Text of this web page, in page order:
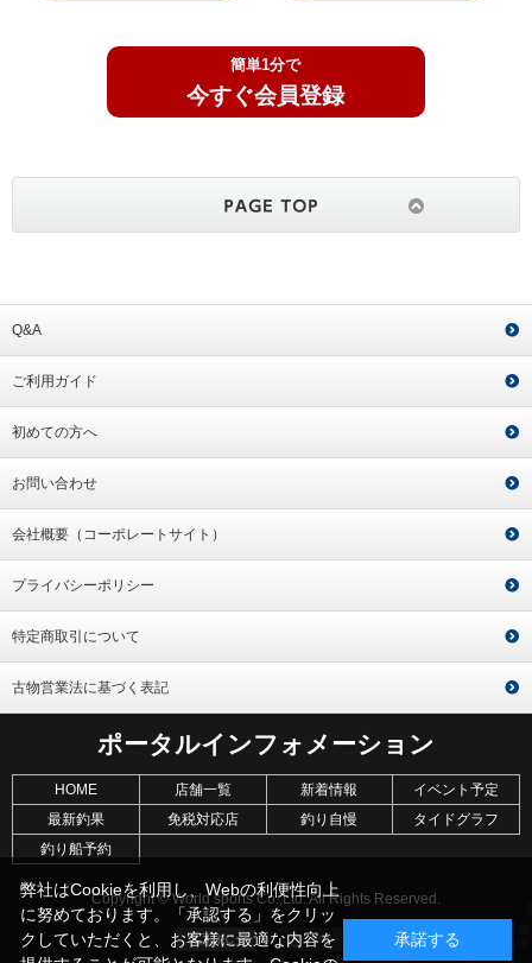
簡単1分で
今すぐ会員登録
Q&A
ご利用ガイド
初めての方へ
お問い合わせ
会社概要（コーポレートサイト）
プライバシーポリシー
特定商取引について
古物営業法に基づく表記
ポータルインフォメーション
HOME 店舗一覧 新着情報
イベント予定
最新釣果
免税対応店 釣り自慢
タイドグラフ
釣り船予約
Copyright © World sports Co.,Ltd. All Rights Reserved.
弊社はCookieを利用し、Webの利便性向上
に努めております。「承認する」をクリッ
クしていただくと、お客様に最適な内容を
承諾する